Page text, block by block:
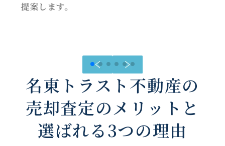
提案します。
名東トラスト不動産の
売却査定のメリットと
選ばれる3つの理由